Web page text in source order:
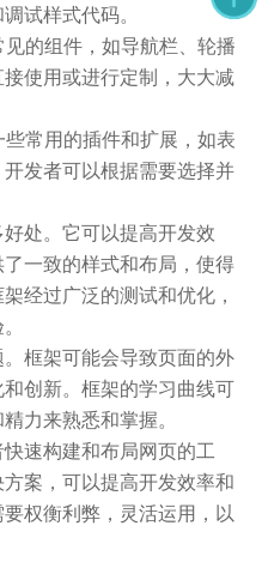
试样式代码。
的组件，如导航栏、轮播
使用或进行定制，大大减
常用的插件和扩展，如表
发者可以根据需要选择并
处。它可以提高开发效
一致的样式和布局，使得
经过广泛的测试和优化，
框架可能会导致页面的外
创新。框架的学习曲线可
力来熟悉和掌握。
速构建和布局网页的工
案，可以提高开发效率和
权衡利弊，灵活运用，以